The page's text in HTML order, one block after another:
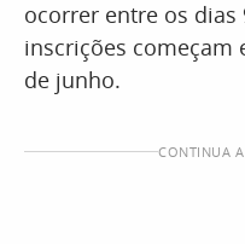
ocorrer entre os dias
inscrições começam
de junho.
CONTINUA